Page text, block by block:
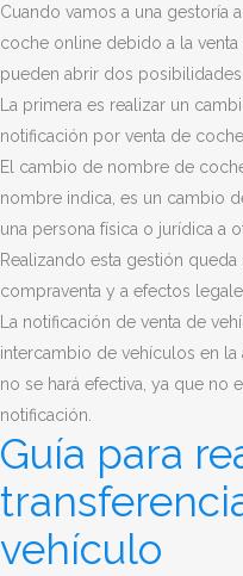
Cuando vamos a una gestoría
coche online debido a la
pueden abrir dos posibilidades.
La primera es realizar un
notificación por venta de coche.
El cambio de nombre de
nombre indica, es un cambio
una persona física o jurídica a
Realizando esta gestión
compraventa y a efectos
La notificación de venta de
intercambio de vehículos en la
no se hará efectiva, ya que
notificación.
Guía para
vehículo